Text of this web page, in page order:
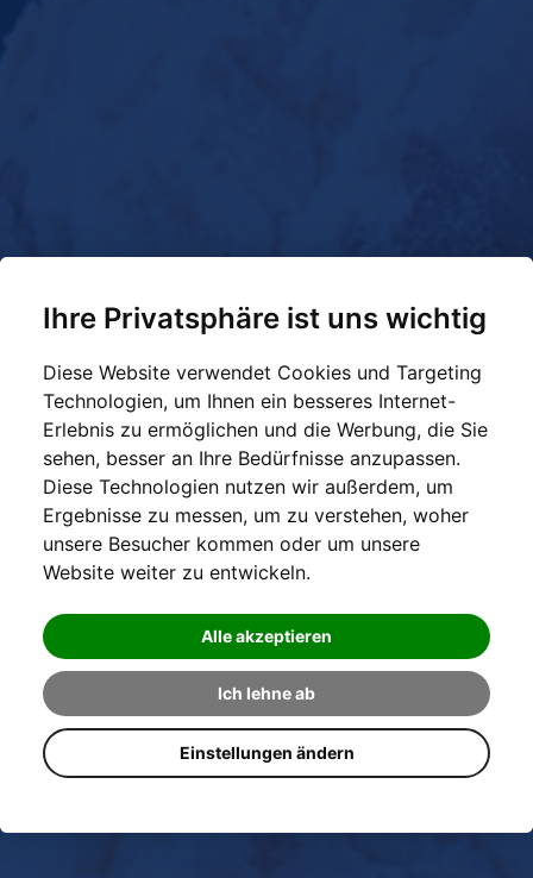
Ihre Privatsphäre ist uns wichtig
Diese Website verwendet Cookies und Targeting
Technologien, um Ihnen ein besseres Internet-
Erlebnis zu ermöglichen und die Werbung, die Sie
sehen, besser an Ihre Bedürfnisse anzupassen.
Diese Technologien nutzen wir außerdem, um
Ergebnisse zu messen, um zu verstehen, woher
unsere Besucher kommen oder um unsere
Website weiter zu entwickeln.
Alle akzeptieren
Ich lehne ab
Einstellungen ändern